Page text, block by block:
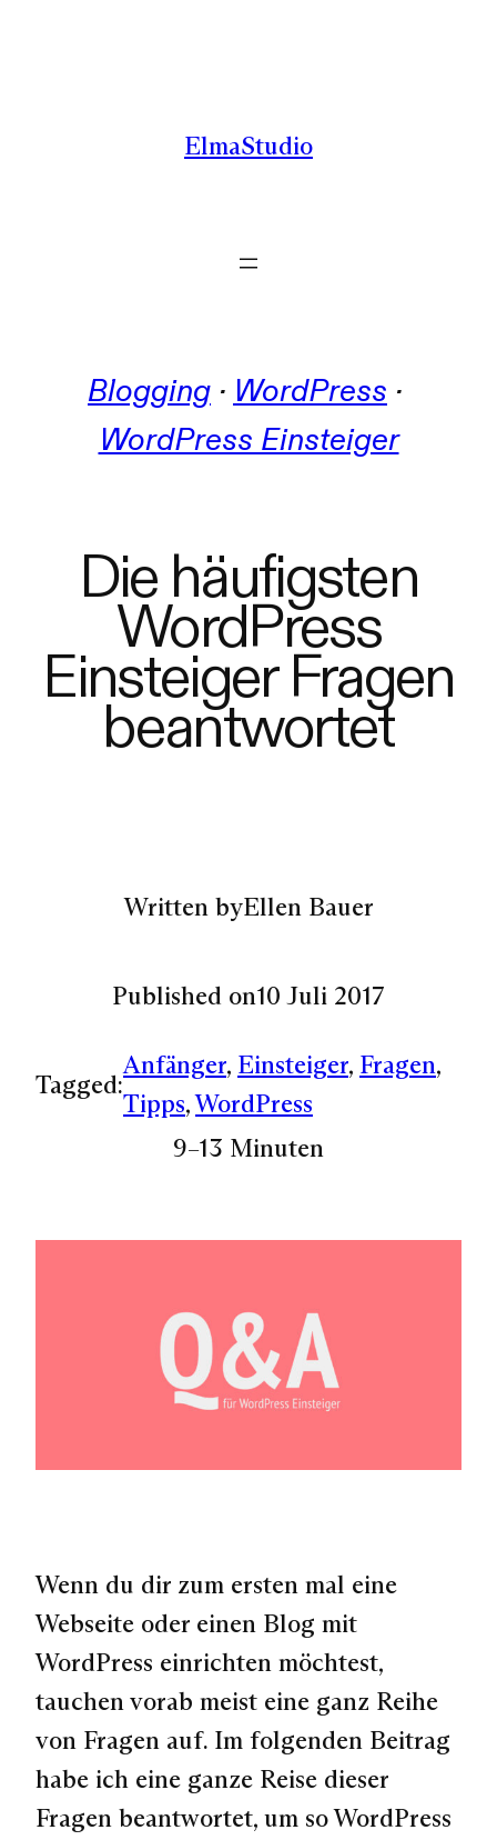
ElmaStudio
Blogging · WordPress
WordPress Einsteiger
Die häufigsten
WordPress
Einsteiger Fragen
beantwortet
Written byEllen Bauer
Published on10 Juli 2017
Tagged:
Anfänger, Einsteiger, Fragen
Tipps, WordPress
9–13 Minuten
Wenn du dir zum ersten mal eine
Webseite oder einen Blog mit
WordPress einrichten möchtest,
tauchen vorab meist eine ganz Reihe
von Fragen auf. Im folgenden Beitrag
habe ich eine ganze Reise dieser
Fragen beantwortet, um so WordPress